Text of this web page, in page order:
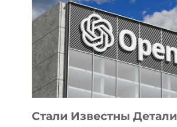
ЗАДАЧИ
ПО
РАЗВИТИЮ
ЭКОСИСТЕМЫ
ИСКУССТВЕННОГО
ИНТЕЛЛЕКТА
Стали Известны Детали